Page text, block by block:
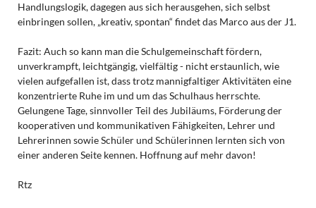
Handlungslogik, dagegen aus sich herausgehen, sich selbst
einbringen sollen, „kreativ, spontan“ findet das Marco aus der J1.
Fazit: Auch so kann man die Schulgemeinschaft fördern,
unverkrampft, leichtgängig, vielfältig - nicht erstaunlich, wie
vielen aufgefallen ist, dass trotz mannigfaltiger Aktivitäten eine
konzentrierte Ruhe im und um das Schulhaus herrschte.
Gelungene Tage, sinnvoller Teil des Jubiläums, Förderung der
kooperativen und kommunikativen Fähigkeiten, Lehrer und
Lehrerinnen sowie Schüler und Schülerinnen lernten sich von
einer anderen Seite kennen. Hoffnung auf mehr davon!
Rtz